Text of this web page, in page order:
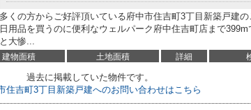
多くの方からご好評頂いている府中市住吉町3丁目新築戸建
日用品を買うのに便利なウェルパーク府中住吉町店まで
と大惨...
建物面積 土地面積 詳細
過去に掲載していた物件です。
住吉町3丁目新築戸建へのお問い合わせはこちら